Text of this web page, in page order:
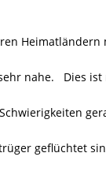
Heimatländern
nahe. Dies ist
geflüchtet